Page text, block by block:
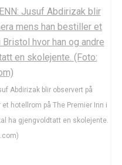
Abdirizak blir observert på
hotellrom på The Premier Inn i
ha gjengvoldtatt en skolejente.